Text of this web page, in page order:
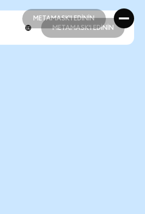
METAMASK'I EDİNİN
METAMASK'I EDİNİN
METAMASK'I EDİNİN